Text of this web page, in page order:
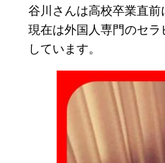
谷川さんは高校卒業直前
現在は外国人専門のセ
しています。